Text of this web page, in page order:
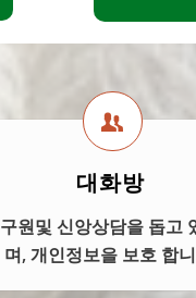
대화방
구원및 신앙상담을 돕고
며, 개인정보을 보호 합